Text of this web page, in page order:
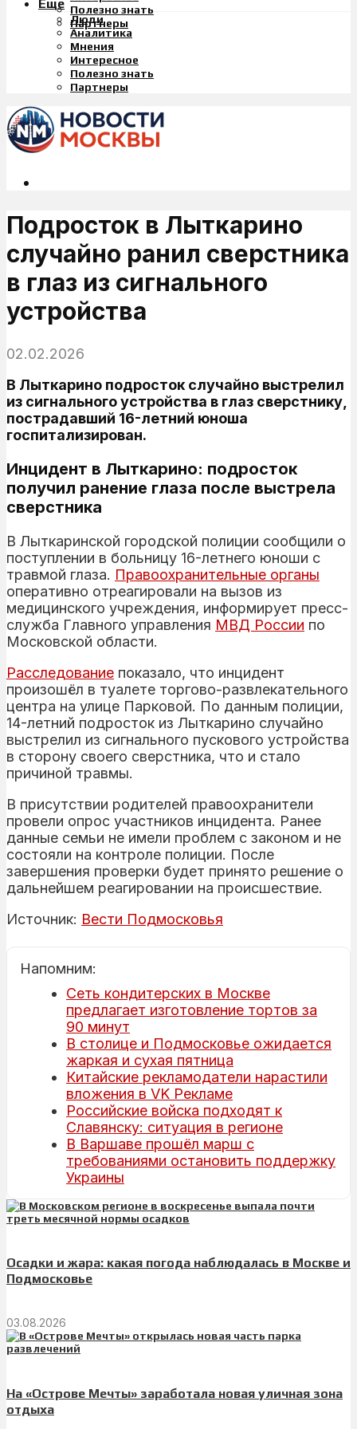
Полезно знать
Партнеры
Еще
Люди
Аналитика
Мнения
Интересное
Полезно знать
Партнеры
Подросток в Лыткарино
случайно ранил сверстника
в глаз из сигнального
устройства
02.02.2026
В Лыткарино подросток случайно выстрелил
из сигнального устройства в глаз сверстнику,
пострадавший 16-летний юноша
госпитализирован.
Инцидент в Лыткарино: подросток
получил ранение глаза после выстрела
сверстника
В Лыткаринской городской полиции сообщили о
поступлении в больницу 16-летнего юноши с
травмой глаза. Правоохранительные органы
оперативно отреагировали на вызов из
медицинского учреждения, информирует пресс-
служба Главного управления МВД России по
Московской области.
Расследование показало, что инцидент
произошёл в туалете торгово-развлекательного
центра на улице Парковой. По данным полиции,
14-летний подросток из Лыткарино случайно
выстрелил из сигнального пускового устройства
в сторону своего сверстника, что и стало
причиной травмы.
В присутствии родителей правоохранители
провели опрос участников инцидента. Ранее
данные семьи не имели проблем с законом и не
состояли на контроле полиции. После
завершения проверки будет принято решение о
дальнейшем реагировании на происшествие.
Источник: Вести Подмосковья
Напомним:
Сеть кондитерских в Москве
предлагает изготовление тортов за
90 минут
В столице и Подмосковье ожидается
жаркая и сухая пятница
Китайские рекламодатели нарастили
вложения в VK Рекламе
Российские войска подходят к
Славянску: ситуация в регионе
В Варшаве прошёл марш с
требованиями остановить поддержку
Украины
Осадки и жара: какая погода наблюдалась в Москве и
Подмосковье
03.08.2026
На «Острове Мечты» заработала новая уличная зона
отдыха